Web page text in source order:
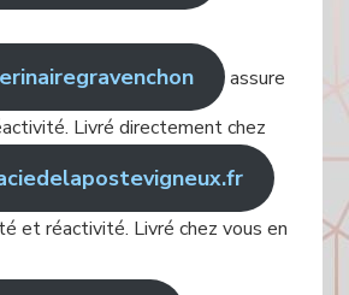
assure
Livré directement chez
et réactivité. Livré chez vous en